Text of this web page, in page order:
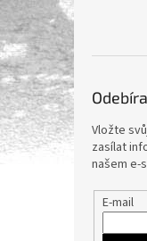
Vložte
zasílat
našem e-
E-mail